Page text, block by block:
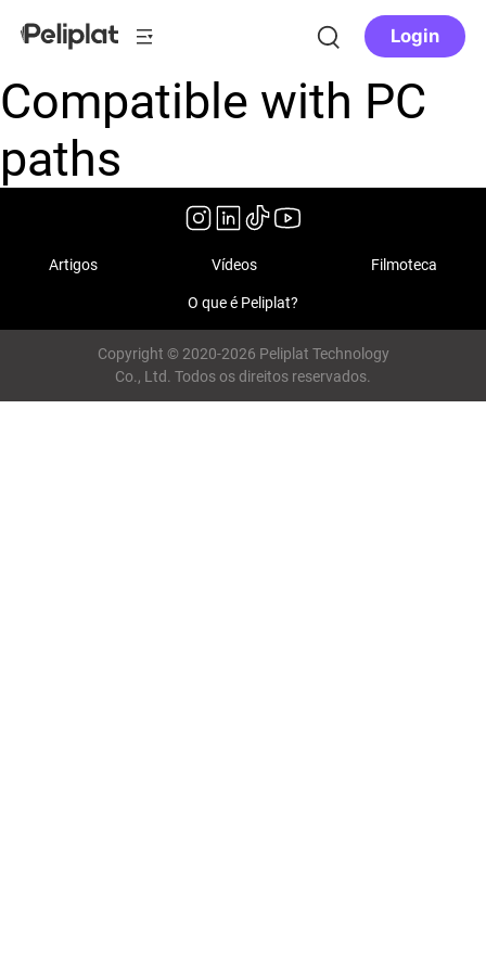
Login
Compatible with PC
paths
Artigos Vídeos Filmoteca
O que é Peliplat?
Copyright © 2020-2026 Peliplat Technology
Co., Ltd. Todos os direitos reservados.